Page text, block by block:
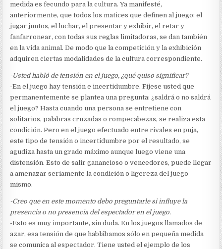
medida es fecundo para la cultura. Ya manifesté,
anteriormente, que todos los matices que definen al juego: el
jugar juntos, el luchar, el presentar y exhibir, el retar y
fanfarronear, con todas sus reglas limitadoras, se dan también
en la vida animal. De modo que la competición y la exhibición
adquiren ciertas modalidades de la cultura correspondiente.
-Usted habló de tensión en el juego, ¿qué quiso significar?
-En el juego hay tensión e incertidumbre. Fíjese usted que
permanentemente se plantea una pregunta: ¿saldrá o no saldrá
el juego? Hasta cuando una persona se entretiene con
solitarios, palabras cruzadas o rompecabezas, se realiza esta
condición. Pero en el juego efectuado entre rivales en puja,
este tipo de tensión o incertidumbre por el resultado, se
agudiza hasta un grado máximo aunque luego viene una
distensión. Esto de salir ganancioso o vencedores, puede llegar
a amenazar seriamente la condición o ligereza del juego
mismo.
-Creo que en este momento debo preguntarle si influye la
presencia o no presencia del espectador en el juego.
-Esto es muy importante, sin duda. En los juegos llamados de
azar, esa tensión de que hablábamos sólo en pequeña medida
se comunica al espectador. Tiene usted el ejemplo de los